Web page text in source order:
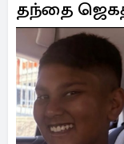
தந்தை